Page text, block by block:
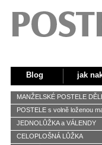
Blog jak
MANŽELSKÉ POSTELE
POSTELE s volně loženou
JEDNOLŮŽKA a VÁLENDY
CELOPLOŠNÁ LŮŽKA